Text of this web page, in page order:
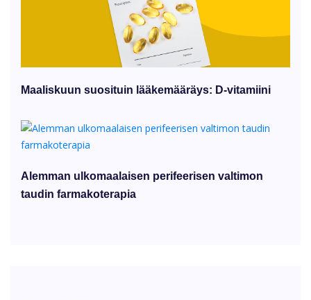
Maaliskuun suosituin lääkemääräys: D-vitamiini
Alemman ulkomaalaisen perifeerisen valtimon
taudin farmakoterapia